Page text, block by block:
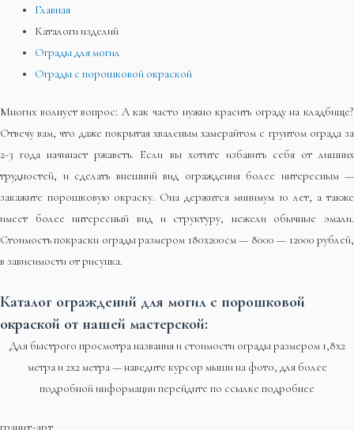
Главная
Каталоги изделий
Ограды для могил
Ограды с порошковой окраской
Многих волнует вопрос: А как часто нужно красить ограду на кладбище?
Отвечу вам, что даже покрытая хваленым хамерайтом с грунтом ограда за
2-3 года начинает ржаветь. Если вы хотите избавить себя от лишних
трудностей, и сделать внешний вид ограждения более интересным —
закажите порошковую окраску. Она держится минимум 10 лет, а также
имеет более интересный вид и структуру, нежели обычные эмали.
Стоимость покраски ограды размером 180х200см — 8000 — 12000 рублей,
в зависимости от рисунка.
Каталог ограждений для могил с порошковой
окраской от нашей мастерской:
Для быстрого просмотра названия и стоимости ограды размером 1,8х2
метра и 2х2 метра — наведите курсор мыши на фото, для более
подробной информации перейдите по ссылке подробнее
гранит-арт